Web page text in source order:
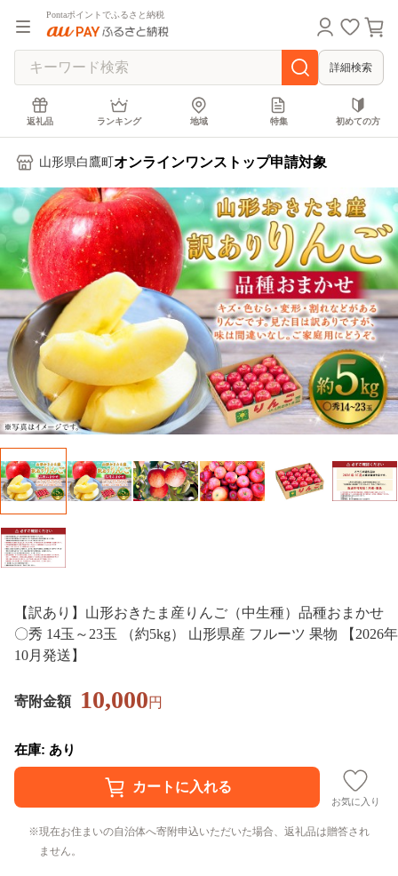
Pontaポイントでふるさと納税
詳細検索
返礼品 ランキング 地域 特集 初めての方
山形県白鷹町 オンラインワンストップ申請対象
【訳あり】山形おきたま産りんご（中生種）品種おまかせ
〇秀 14玉～23玉 （約5kg） 山形県産 フルーツ 果物 【2026年
10月発送】
寄附金額 10,000円
在庫: あり
お気に入り
現在お住まいの自治体へ寄附申込いただいた場合、返礼品は贈答され
ません。